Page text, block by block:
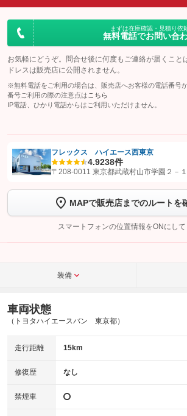
まずは在庫確認・見積り依
無料電話でお問い合
お気軽にどうぞ。問合せ後に何度もご連絡が届くこと
ドレスは販売店に公開されません。
※無料電話をご利用の場合は、販売店へお客様の電話番号
番号ご利用の際の注意点は こちら
IP電話、ひかり電話からはご利用いただけません。
【STEP1】認証画面でグーネットを友だち追加してか
トーク画面で
ボタンをタップして問い合
完了してください。
こちら
フレックス ハイエース西東京
4.9238件
〒208-0011 東京都武蔵村山市学園２－
MAPで販売店までのルートを
スマートフォンの位置情報をONにし
装備
車両状態
（トヨタハイエースバン 東京都）
走行距離 15km
修復歴 なし
禁煙車